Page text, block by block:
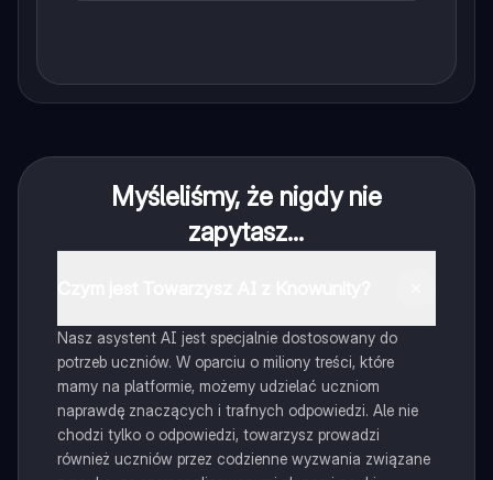
Myśleliśmy, że nigdy nie
zapytasz...
Nasz asystent AI jest specjalnie dostosowany do
potrzeb uczniów. W oparciu o miliony treści, które
mamy na platformie, możemy udzielać uczniom
naprawdę znaczących i trafnych odpowiedzi. Ale nie
chodzi tylko o odpowiedzi, towarzysz prowadzi
również uczniów przez codzienne wyzwania związane